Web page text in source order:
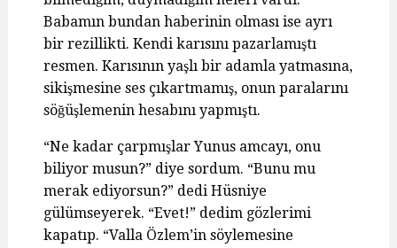
Babamın bundan haberinin olması ise ayrı
bir rezillikti. Kendi karısını pazarlamıştı
resmen. Karısının yaşlı bir adamla yatmasına,
sikişmesine ses çıkartmamış, onun paralarını
söğüşlemenin hesabını yapmıştı.
“Ne kadar çarpmışlar Yunus amcayı, onu
biliyor musun?” diye sordum. “Bunu mu
merak ediyorsun?” dedi Hüsniye
gülümseyerek. “Evet!” dedim gözlerimi
kapatıp. “Valla Özlem’in söylemesine